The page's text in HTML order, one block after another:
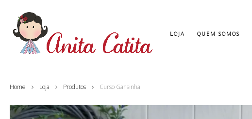
LOJA QUEM SOMOS
Home Loja Produtos Curso Gansinha